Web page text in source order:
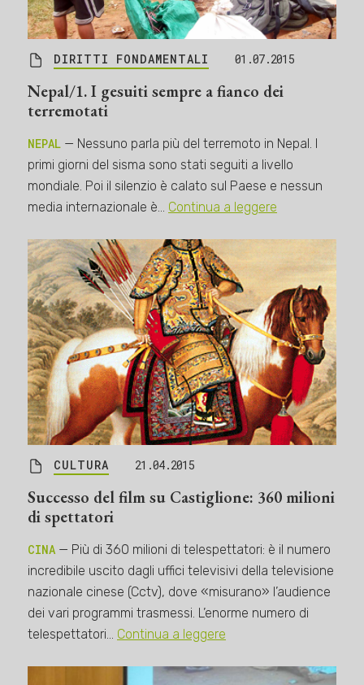
DIRITTI FONDAMENTALI 01.07.2015
Nepal/1. I gesuiti sempre a fianco dei
terremotati
NEPAL — Nessuno parla più del terremoto in Nepal. I
primi giorni del sisma sono stati seguiti a livello
mondiale. Poi il silenzio è calato sul Paese e nessun
media internazionale è… Continua a leggere
CULTURA 21.04.2015
Successo del film su Castiglione: 360 milioni
di spettatori
CINA — Più di 360 milioni di telespettatori: è il numero
incredibile uscito dagli uffici televisivi della televisione
nazionale cinese (Cctv), dove «misurano» l’audience
dei vari programmi trasmessi. L’enorme numero di
telespettatori… Continua a leggere